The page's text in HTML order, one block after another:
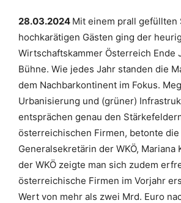
28.03.2024 Mit einem prall gefüllten
hochkarätigen Gästen ging der
Wirtschaftskammer Österreich Ende
Bühne. Wie jedes Jahr standen die
dem Nachbarkontinent im Fokus.
Urbanisierung und (grüner)
entsprächen genau den
österreichischen Firmen, betonte
Generalsekretärin der WKÖ, Mariana
der WKÖ zeigte man sich zudem
österreichische Firmen im Vorjahr
Wert von mehr als zwei Mrd. Euro